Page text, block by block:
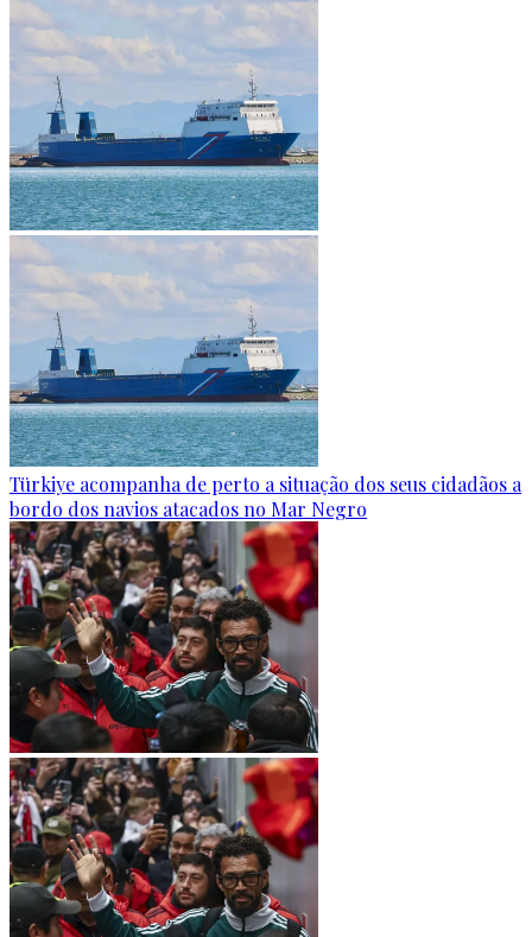
Türkiye acompanha de perto a situação dos seus cidadãos a
bordo dos navios atacados no Mar Negro